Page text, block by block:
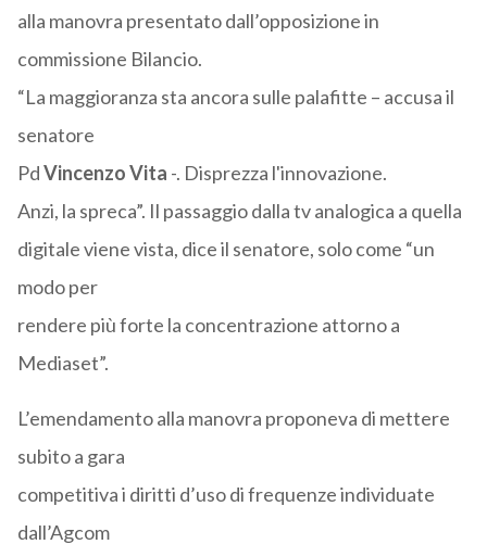
alla manovra presentato dall’opposizione in
commissione Bilancio.
“La maggioranza sta ancora sulle palafitte – accusa il
senatore
PdVincenzo Vita -. Disprezza l'innovazione.
Anzi, la spreca”. Il passaggio dalla tv analogica a quella
digitale viene vista, dice il senatore, solo come “un
modo per
rendere più forte la concentrazione attorno a
Mediaset”.
L’emendamento alla manovra proponeva di mettere
subito a gara
competitiva i diritti d’uso di frequenze individuate
dall’Agcom